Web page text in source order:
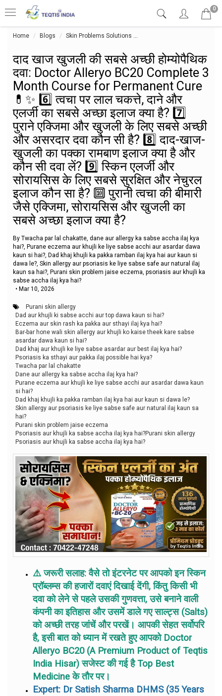
0
Home Blogs Skin Problems Solutions
दाद खाज खुजली की सबसे अच्छी होम्योपैथिक
दवा: Doctor Alleryo BC20 Complete 3
Month Course for Permanent Cure
💊✨ 6️⃣ त्वचा पर लाल चकत्ते, दाने और
एलर्जी का सबसे अच्छा इलाज क्या है? 7️⃣
पुराने एक्जिमा और खुजली के लिए सबसे अच्छी
और असरदार दवा कौन सी है? 8️⃣ दाद-खाज-
खुजली का पक्का रामबाण इलाज क्या है और
कौन सी दवा लें? 9️⃣ स्किन एलर्जी और
सोरायसिस के लिए सबसे सुरक्षित और नेचुरल
इलाज कौन सा है? 🔟 पुरानी त्वचा की बीमारी
जैसे एक्जिमा, सोरायसिस और खुजली का
सबसे अच्छा इलाज क्या है?
By Twacha par lal chakatte, dane aur allergy ka sabse accha ilaj kya
hai?, Purane eczema aur khujli ke liye sabse acchi aur asardar dawa
kaun si hai?, Dad khaj khujli ka pakka ramban ilaj kya hai aur kaun si
dawa le?, Skin allergy aur psoriasis ke liye sabse safe aur natural ilaj
kaun sa hai?, Purani skin problem jaise eczema, psoriasis aur khujli ka
sabse accha ilaj kya hai?
• Mar 10, 2026
Purani skin allergy
Dad aur khujli ki sabse acchi aur top dawa kaun si hai?
Eczema aur skin rash ka pakka aur sthayi ilaj kya hai?
Bar-bar hone wali skin allergy aur khujli ko kaise theek kare sabse
asardar dawa kaun si hai?
Dad khaj aur khujli ke liye sabse asardar aur best ilaj kya hai?
Psoriasis ka sthayi aur pakka ilaj possible hai kya?
Twacha par lal chakatte
Dane aur allergy ka sabse accha ilaj kya hai?
Purane eczema aur khujli ke liye sabse acchi aur asardar dawa kaun
si hai?
Dad khaj khujli ka pakka ramban ilaj kya hai aur kaun si dawa le?
Skin allergy aur psoriasis ke liye sabse safe aur natural ilaj kaun sa
hai?
Purani skin problem jaise eczema
Psoriasis aur khujli ka sabse accha ilaj kya hai?Purani skin allergy
Psoriasis aur khujli ka sabse accha ilaj kya hai?
⚠️ जरूरी सलाह: वैसे तो इंटरनेट पर आपको इन स्किन
प्रॉब्लम्स की हजारों दवाएं दिखाई देंगी, किंतु किसी भी
दवा को लेने से पहले उसकी गुणवत्ता, उसे बनाने वाली
कंपनी का इतिहास और उसमें डाले गए साल्ट्स (Salts)
को अच्छी तरह जांचें और परखें। आपकी सेहत सर्वोपरि
है, इसी बात को ध्यान में रखते हुए आपको Doctor
Alleryo BC20 (A Premium Product of Teqtis
India Hisar) सजेस्ट की गई है Top Best
Medicine के तौर पर।
Expert: Dr Satish Sharma DHMS (35 Years